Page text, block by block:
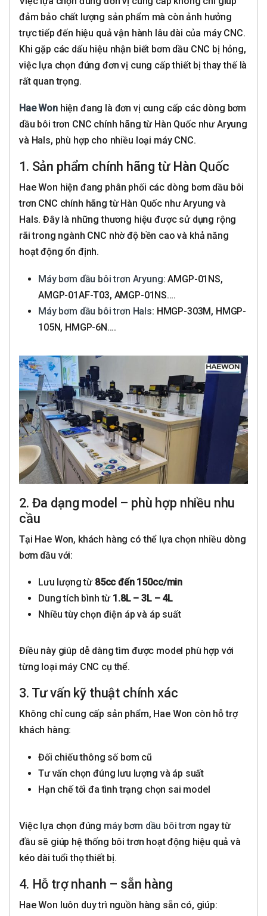
đảm bảo chất lượng sản phẩm mà còn ảnh hưởng
trực tiếp đến hiệu quả vận hành lâu dài của máy CNC.
Khi gặp các dấu hiệu nhận biết bơm dầu CNC bị hỏng,
việc lựa chọn đúng đơn vị cung cấp thiết bị thay thế là
rất quan trọng.
Hae Wonhiện đang là đơn vị cung cấp các dòng bơm
dầu bôi trơn CNC chính hãng từ Hàn Quốc như Aryung
và Hals, phù hợp cho nhiều loại máy CNC.
1. Sản phẩm chính hãng từ Hàn Quốc
Hae Won hiện đang phân phối các dòng bơm dầu bôi
trơn CNC chính hãng từ Hàn Quốc như Aryung và
Hals. Đây là những thương hiệu được sử dụng rộng
rãi trong ngành CNC nhờ độ bền cao và khả năng
hoạt động ổn định.
Máy bơm dầu bôi trơn Aryung: AMGP-01NS,
AMGP-01AF-T03, AMGP-01NS….
Máy bơm dầu bôi trơn Hals: HMGP-303M, HMGP-
105N, HMGP-6N….
2. Đa dạng model – phù hợp nhiều nhu
cầu
Tại Hae Won, khách hàng có thể lựa chọn nhiều dòng
bơm dầu với:
Lưu lượng từ 85cc đến 150cc/min
Dung tích bình từ 1.8L – 3L – 4L
Nhiều tùy chọn điện áp và áp suất
Điều này giúp dễ dàng tìm được model phù hợp với
từng loại máy CNC cụ thể.
3. Tư vấn kỹ thuật chính xác
Không chỉ cung cấp sản phẩm, Hae Won còn hỗ trợ
khách hàng:
Đối chiếu thông số bơm cũ
Tư vấn chọn đúng lưu lượng và áp suất
Hạn chế tối đa tình trạng chọn sai model
Việc lựa chọn đúng máy bơm dầu bôi trơn ngay từ
đầu sẽ giúp hệ thống bôi trơn hoạt động hiệu quả và
kéo dài tuổi thọ thiết bị.
4. Hỗ trợ nhanh – sẵn hàng
Hae Won luôn duy trì nguồn hàng sẵn có, giúp: